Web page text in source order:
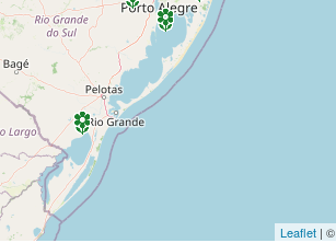
Leaflet| ©